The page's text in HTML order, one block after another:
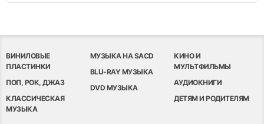
ВИНИЛОВЫЕ
ПЛАСТИНКИ
ПОП, РОК, ДЖАЗ
КЛАССИЧЕСКАЯ
МУЗЫКА
МУЗЫКА НА SACD
BLU-RAY МУЗЫКА
DVD МУЗЫКА
КИНО И
МУЛЬТФИЛЬМЫ
АУДИОКНИГИ
ДЕТЯМ И РОДИТЕЛЯМ